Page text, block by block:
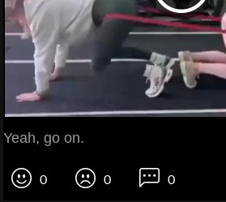
Yeah, go on.
0 0 0